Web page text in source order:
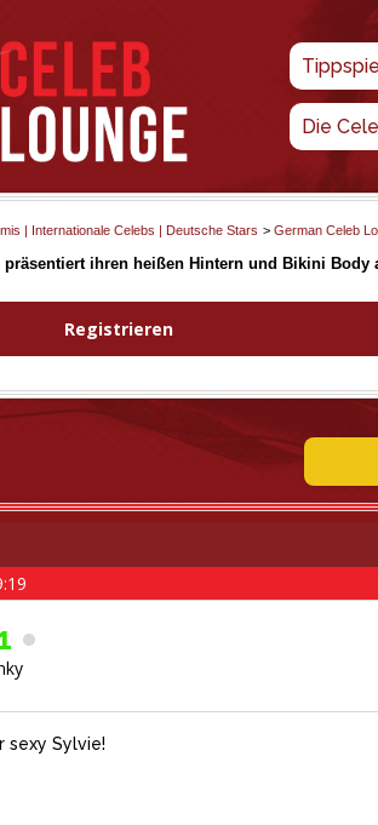
Die
| Internationale Celebs | Deutsche Stars > German Celeb
präsentiert ihren heißen Hintern und Bikini Body
Registrieren
sexy Sylvie!